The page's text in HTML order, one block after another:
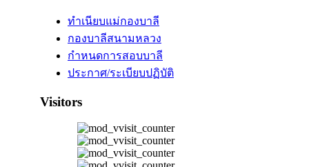
ทำเนียบแม่กองบาลี
กองบาลีสนามหลวง
กำหนดการสอบบาลี
ประกาศ/ระเบียบปฏิบัติ
Visitors